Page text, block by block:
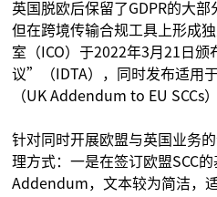
英国脱欧后保留了GDPR的大部
但在跨境传输合规工具上形成
室（ICO）于2022年3月21日
议”（IDTA），同时发布适用
（UK Addendum to EU SCCs）
针对同时开展欧盟与英国业务
理方式：一是在签订欧盟SCC
Addendum，文本较为简洁，